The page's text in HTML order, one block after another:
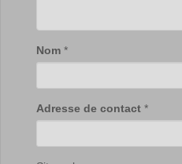
Nom *
Adresse de contact *